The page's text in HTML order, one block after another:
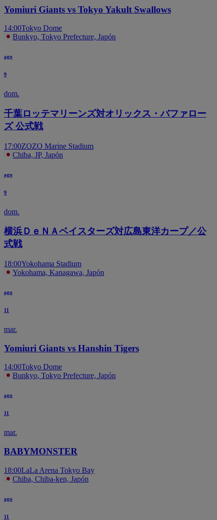
Yomiuri Giants vs Tokyo Yakult Swallows
14:00Tokyo Dome
Bunkyo, Tokyo Prefecture, Japón
ago
9
dom.
千葉ロッテマリーンズ対オリックス・バファロー
ズ 公式戦
17:00ZOZO Marine Stadium
Chiba, JP, Japón
ago
9
dom.
横浜ＤｅＮＡベイスターズ対広島東洋カープ／公
式戦
18:00Yokohama Stadium
Yokohama, Kanagawa, Japón
ago
11
mar.
Yomiuri Giants vs Hanshin Tigers
14:00Tokyo Dome
Bunkyo, Tokyo Prefecture, Japón
ago
11
mar.
BABYMONSTER
18:00LaLa Arena Tokyo Bay
Chiba, Chiba-ken, Japón
ago
11